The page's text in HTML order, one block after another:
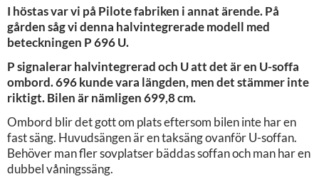
I höstas var vi på Pilote fabriken i annat ärende. På
gården såg vi denna halvintegrerade modell med
beteckningen P 696 U.
P signalerar halvintegrerad och U att det är en U-soffa
ombord. 696 kunde vara längden, men det stämmer inte
riktigt. Bilen är nämligen 699,8 cm.
Ombord blir det gott om plats eftersom bilen inte har en
fast säng. Huvudsängen är en taksäng ovanför U-soffan.
Behöver man fler sovplatser bäddas soffan och man har en
dubbel våningssäng.